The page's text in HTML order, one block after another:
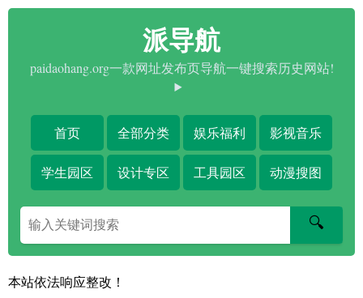
派导航
paidaohang.org一款网址发布页导航一键搜索历史网站!
首页 全部分类 娱乐福利 影视音乐
学生园区 设计专区 工具园区 动漫搜图
搜
索
字
🔍
本站依法响应整改！